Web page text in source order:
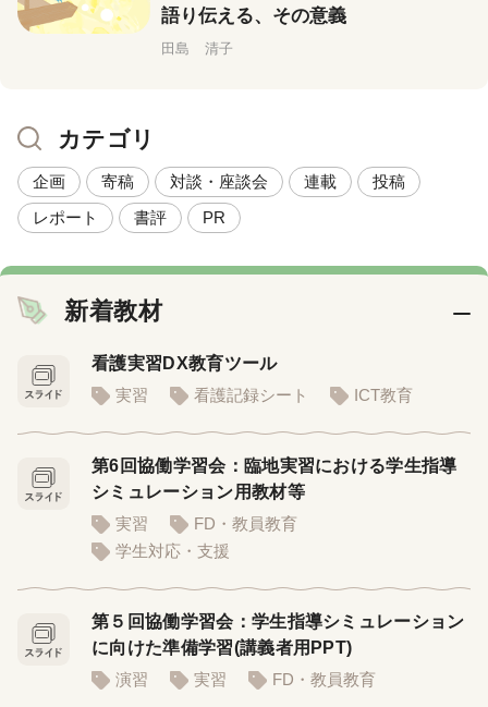
語り伝える、その意義
田島 清子
カテゴリ
企画 寄稿 対談・座談会 連載
投稿
レポート
書評 PR
新着教材
看護実習DX教育ツール
実習
看護記録シート ICT教育
第6回協働学習会：臨地実習における学生指導
シミュレーション用教材等
実習
FD・教員教育
学生対応・支援
第５回協働学習会：学生指導シミュレーション
に向けた準備学習(講義者用PPT)
演習
実習 FD・教員教育